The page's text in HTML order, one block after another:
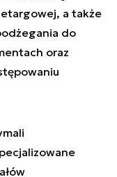
a także
do
oraz